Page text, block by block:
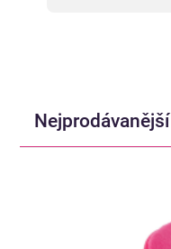
Nejprodávanější